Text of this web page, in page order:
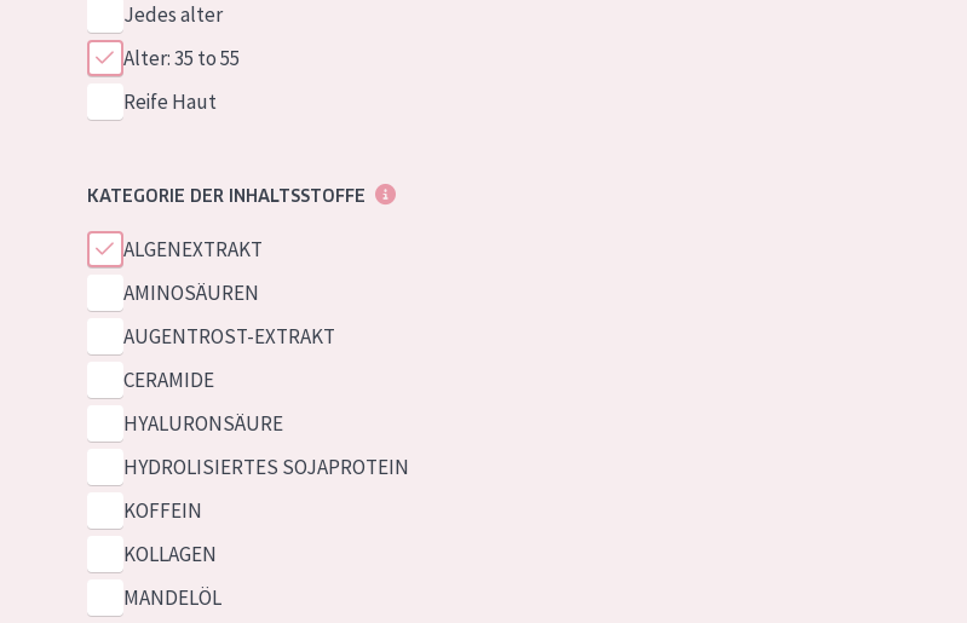
Jedes alter
Alter: 35 to 55
Reife Haut
KATEGORIE DER INHALTSSTOFFE
ALGENEXTRAKT
AMINOSÄUREN
AUGENTROST-EXTRAKT
CERAMIDE
HYALURONSÄURE
HYDROLISIERTES SOJAPROTEIN
KOFFEIN
KOLLAGEN
MANDELÖL